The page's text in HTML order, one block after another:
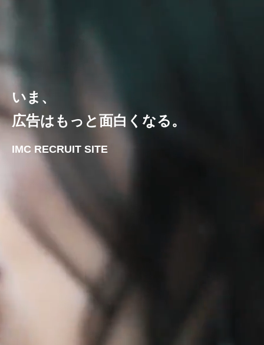
いま、
広告はもっと面白くなる。
IMC RECRUIT SITE